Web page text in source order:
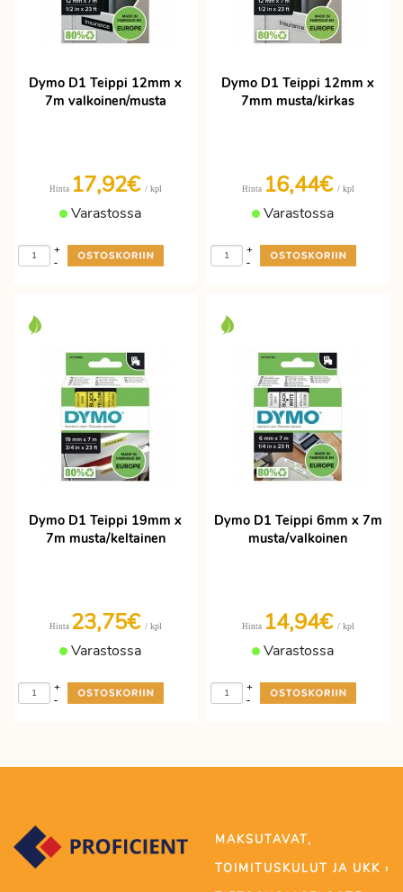
Dymo D1 Teippi 12mm x
7m valkoinen/musta
Hinta 17,92€ / kpl
Varastossa
-
+
Dymo D1 Teippi 12mm x
7mm musta/kirkas
Hinta 16,44€ / kpl
Varastossa
-
+
Dymo D1 Teippi 19mm x
7m musta/keltainen
Hinta 23,75€ / kpl
Varastossa
-
+
Dymo D1 Teippi 6mm x 7m
musta/valkoinen
Hinta 14,94€ / kpl
Varastossa
-
+
MAKSUTAVAT,
TOIMITUSKULUT JA UKK ›